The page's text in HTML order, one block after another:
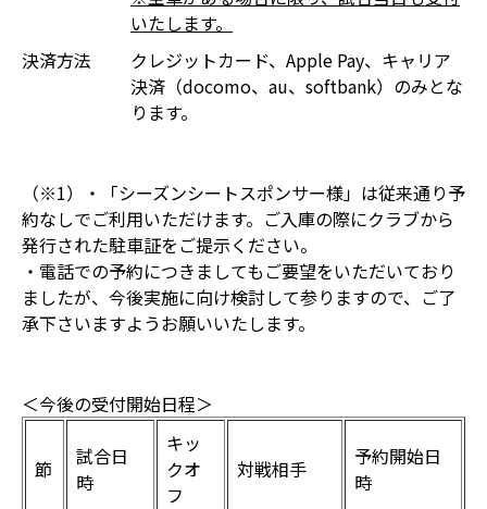
いたします。
決済方法
クレジットカード、Apple Pay、キャリア
決済（docomo、au、softbank）のみとな
ります。
（※1）・「シーズンシートスポンサー様」は従来通り予
約なしでご利用いただけます。ご入庫の際にクラブから
発行された駐車証をご提示ください。
・電話での予約につきましてもご要望をいただいており
ましたが、今後実施に向け検討して参りますので、ご了
承下さいますようお願いいたします。
＜今後の受付開始日程＞
節
試合日
時
キッ
クオ
フ
対戦相手
予約開始日
時